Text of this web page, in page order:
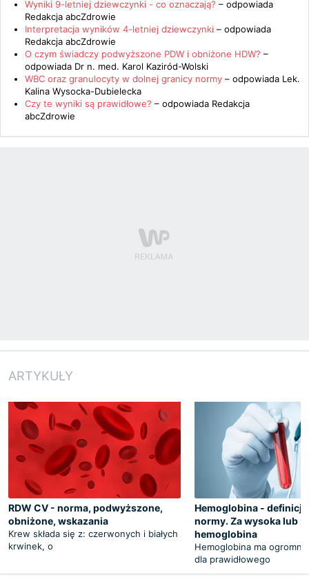
Wyniki 9-letniej dziewczynki - co oznaczają? – odpowiada
Redakcja abcZdrowie
Interpretacja wyników 4-letniej dziewczynki – odpowiada
Redakcja abcZdrowie
O czym świadczy podwyższone PDW i obniżone HDW? –
odpowiada Dr n. med. Karol Kaziród-Wolski
WBC oraz granulocyty w dolnej granicy normy – odpowiada Lek.
Kalina Wysocka-Dubielecka
Czy te wyniki są prawidłowe? – odpowiada Redakcja
abcZdrowie
ARTYKUŁY
​RDW CV - norma, podwyższone,
obniżone, wskazania
Krew składa się z: czerwonych i białych
krwinek, o
Hemoglobina -
normy. Za wysoka lub
hemoglobina
Hemoglobina ma
dla prawidłowego